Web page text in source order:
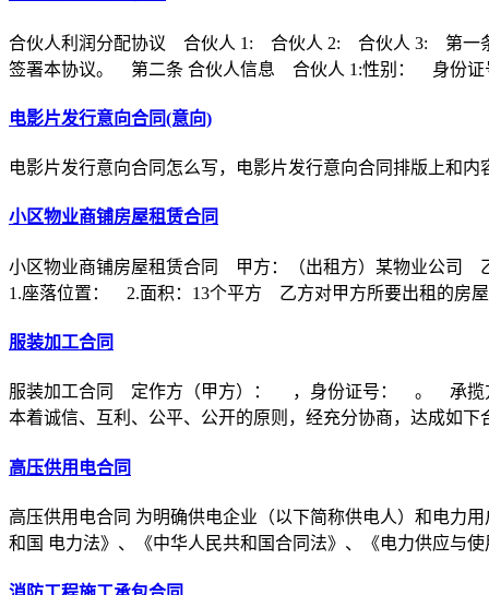
合伙人利润分配协议 合伙人 1: 合伙人 2: 合伙人 3: 第一条
签署本协议。 第二条 合伙人信息 合伙人 1:性别： 身份
电影片发行意向合同(意向)
电影片发行意向合同怎么写，电影片发行意向合同排版上和
小区物业商铺房屋租赁合同
小区物业商铺房屋租赁合同 甲方：（出租方）某物业公司
1.座落位置： 2.面积：13个平方 乙方对甲方所要出租的房
服装加工合同
服装加工合同 定作方（甲方）： ，身份证号： 。 承揽
本着诚信、互利、公平、公开的原则，经充分协商，达成如下
高压供用电合同
高压供用电合同 为明确供电企业（以下简称供电人）和电力
和国 电力法》、《中华人民共和国合同法》、《电力供应与